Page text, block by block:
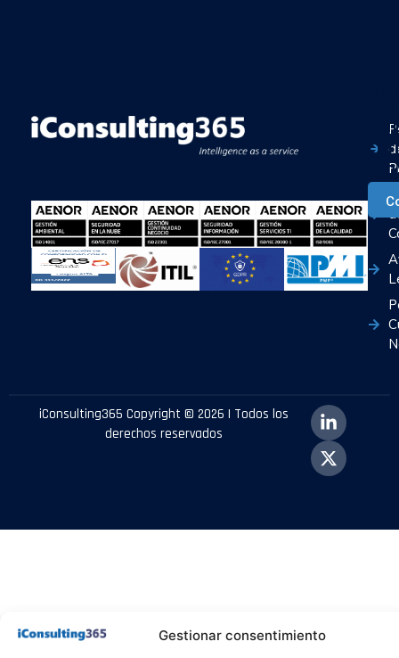
Gestionar consentimiento
con
iConsulting365 Copyright © 2026 | Todos los
derechos reservados